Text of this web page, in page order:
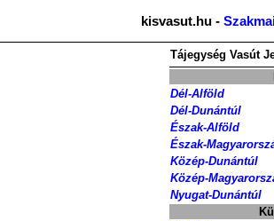
kisvasut.hu -
Tájegység Vasút
Dél-Alföld
Dél-Dunántúl
Észak-Alföld
Észak-
Közép-Dunántúl
Közép-
Nyugat-Dunántúl